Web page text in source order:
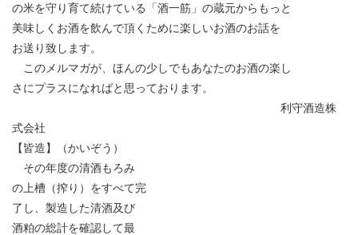
の米を守り育て続けている「酒一筋」の蔵元からもっと
美味しくお酒を飲んで頂くために楽しいお酒のお話を
お送り致します。
このメルマガが、ほんの少しでもあなたのお酒の楽し
さにプラスになればと思っております。
利守酒造株
式会社
【皆造】（かいぞう）
その年度の清酒もろみ
の上槽（搾り）をすべて完
了し、製造した清酒及び
酒粕の総計を確認して最